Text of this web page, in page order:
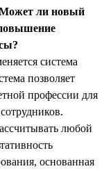
Может ли новый
система
позволяет
профессии для
любой
основанная